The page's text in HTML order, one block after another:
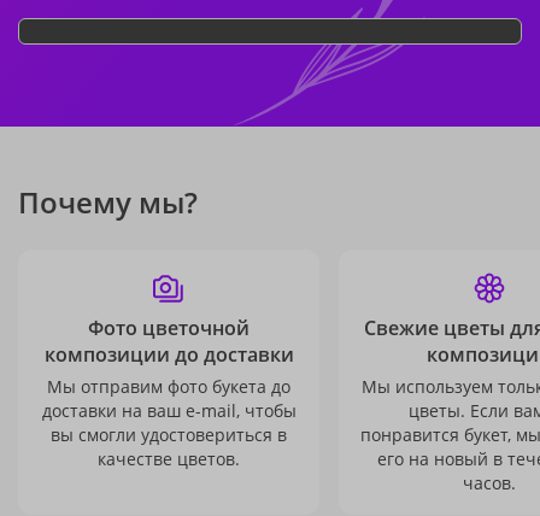
Почему мы?
Фото цветочной
композиции до доставки
Мы отправим фото букета до
доставки на ваш e-mail, чтобы
вы смогли удостовериться в
качестве цветов.
Свежие цветы
Мы используем
цветы. Если
понравится букет,
его на новый в
часов.